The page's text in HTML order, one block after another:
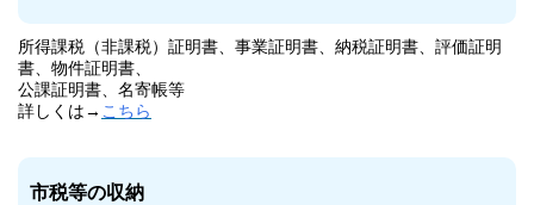
所得課税（非課税）証明書、事業証明書、納税証明書、評価証明
書、物件証明書、
公課証明書、名寄帳等
詳しくは→ こちら
市税等の収納